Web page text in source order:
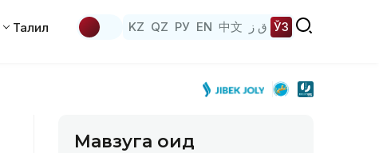
Таҳлил KZ QZ РУ EN 中文 ق ز ЎЗ
Мавзуга оид